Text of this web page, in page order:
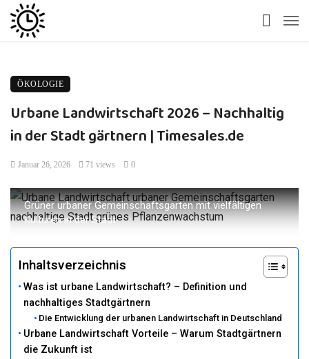
ÖKOLOGIE
Urbane Landwirtschaft 2026 – Nachhaltig
in der Stadt gärtnern | Timesales.de
Januar 26, 2026 71 views 0
Grüner urbaner Gemeinschaftsgarten mit vielfältigen
Kulturen in der Stadt
Inhaltsverzeichnis
Was ist urbane Landwirtschaft? – Definition und
nachhaltiges Stadtgärtnern
Die Entwicklung der urbanen Landwirtschaft in Deutschland
Urbane Landwirtschaft Vorteile – Warum Stadtgärtnern
die Zukunft ist